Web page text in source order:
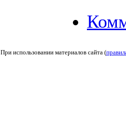
При использовании материалов сайта (